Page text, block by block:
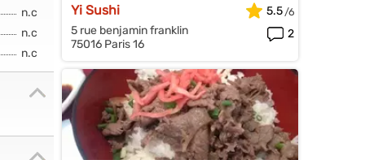
n.c
n.c
n.c
Yi Sushi
5 rue benjamin franklin
75016 Paris 16
5.5
2